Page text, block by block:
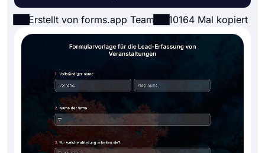
Erstellt von forms.app Team 10164 Mal kopiert